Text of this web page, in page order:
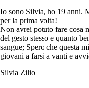
Io sono Silvia, ho 19 anni.
per la prima volta!
Non avrei potuto fare cosa
del gesto stesso e quanto
sangue; Spero che questa
giovani a farsi a vanti e
Silvia Zilio